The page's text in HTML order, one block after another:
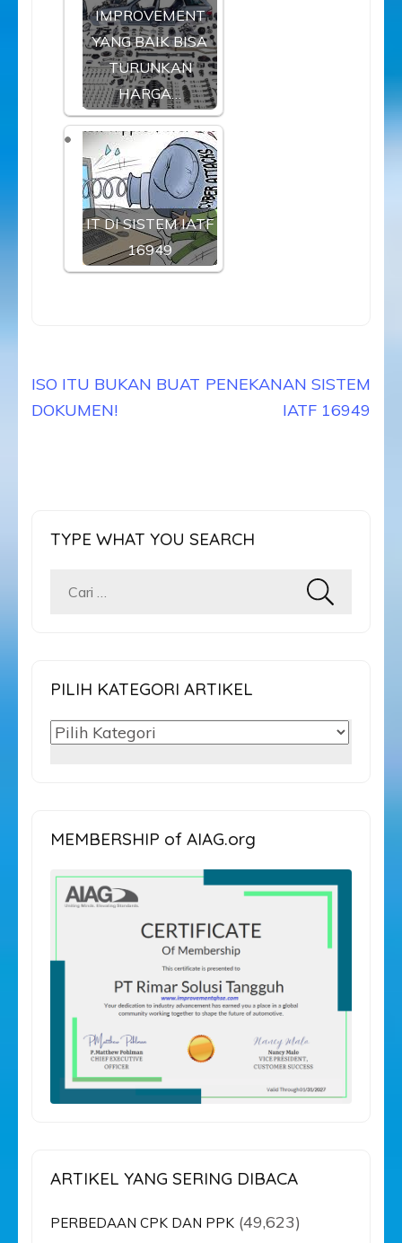
IMPROVEMENT
YANG BAIK BISA
TURUNKAN
HARGA…
IT DI SISTEM IATF
16949
Navigasi
pos
ISO ITU BUKAN BUAT
DOKUMEN!
PENEKANAN SISTEM
IATF 16949
TYPE WHAT YOU SEARCH
Cari
PILIH KATEGORI ARTIKEL
PILIH
MEMBERSHIP of AIAG.org
ARTIKEL YANG SERING DIBACA
PERBEDAAN CPK DAN PPK (49,623)